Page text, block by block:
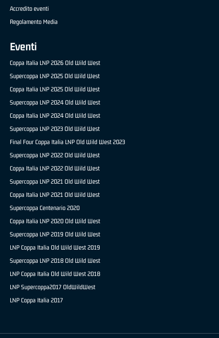
Accredito eventi
Regolamento Media
Eventi
Coppa Italia LNP 2026 Old Wild West
Supercoppa LNP 2025 Old Wild West
Coppa Italia LNP 2025 Old Wild West
Supercoppa LNP 2024 Old Wild West
Coppa Italia LNP 2024 Old Wild West
Supercoppa LNP 2023 Old Wild West
Final Four Coppa Italia LNP Old Wild West 2023
Supercoppa LNP 2022 Old Wild West
Coppa Italia LNP 2022 Old Wild West
Supercoppa LNP 2021 Old Wild West
Coppa Italia LNP 2021 Old Wild West
Supercoppa Centenario 2020
Coppa Italia LNP 2020 Old Wild West
Supercoppa LNP 2019 Old Wild West
LNP Coppa Italia Old Wild West 2019
Supercoppa LNP 2018 Old Wild West
LNP Coppa Italia Old Wild West 2018
LNP Supercoppa2017 OldWildWest
LNP Coppa Italia 2017